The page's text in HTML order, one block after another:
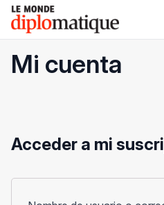
Skip
content
Le monde diplomatique
Mi cuenta
Acceder a mi